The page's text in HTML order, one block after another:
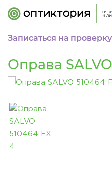
Записаться на проверку
Оправа